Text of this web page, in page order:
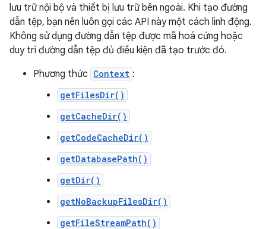
lưu trữ nội bộ và thiết bị lưu trữ bên ngoài. Khi tạo đường
dẫn tệp, bạn nên luôn gọi các API này một cách linh động.
Không sử dụng đường dẫn tệp được mã hoá cứng hoặc
duy trì đường dẫn tệp đủ điều kiện đã tạo trước đó.
Phương thức Context :
getFilesDir()
getCacheDir()
getCodeCacheDir()
getDatabasePath()
getDir()
getNoBackupFilesDir()
getFileStreamPath()